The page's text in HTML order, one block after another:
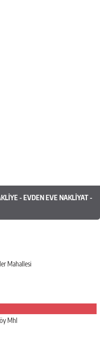
- EVDEN EVE NAKLIYAT -
Mahallesi
Mhl